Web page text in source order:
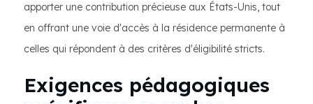
apporter une contribution précieuse aux États-Unis, tout
en offrant une voie d'accès à la résidence permanente à
celles qui répondent à des critères d'éligibilité stricts.
Exigences pédagogiques